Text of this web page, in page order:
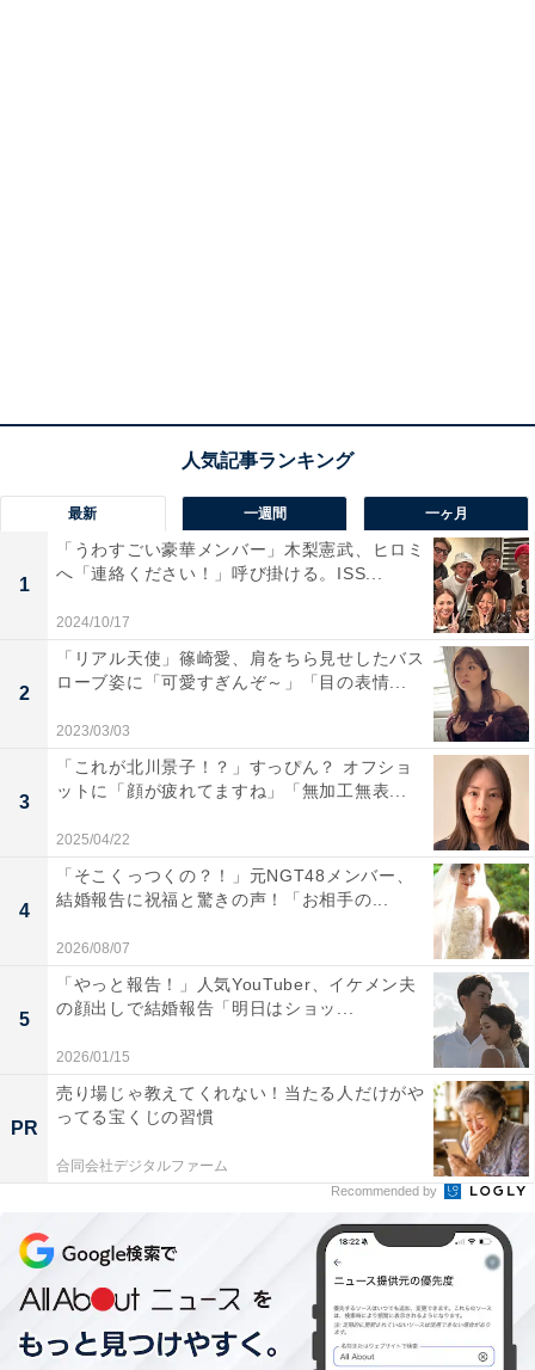
最新 一週間 一ヶ月
1
「うわすごい豪華メンバー」木梨憲武、ヒロミ
へ「連絡ください！」呼び掛ける。ISS...
2024/10/17
2
「リアル天使」篠崎愛、肩をちら見せしたバス
ローブ姿に「可愛すぎんぞ～」「目の表情...
2023/03/03
3
「これが北川景子！？」すっぴん？ オフショ
ットに「顔が疲れてますね」「無加工無表...
2025/04/22
4
「そこくっつくの？！」元NGT48メンバー、
結婚報告に祝福と驚きの声！「お相手の...
2026/08/07
5
「やっと報告！」人気YouTuber、イケメン夫
の顔出しで結婚報告「明日はショッ...
2026/01/15
PR
売り場じゃ教えてくれない！当たる人だけがや
ってる宝くじの習慣
合同会社デジタルファーム
Recommended by